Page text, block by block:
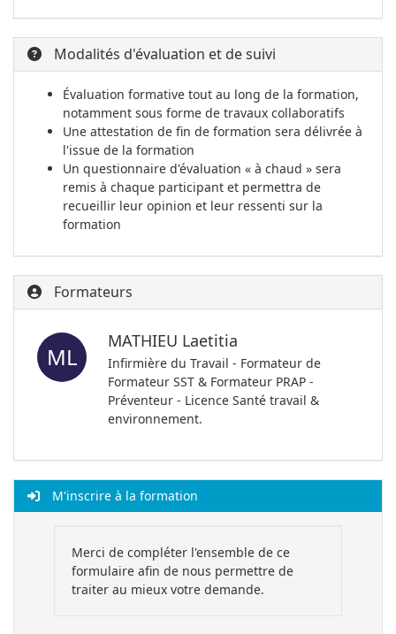
Modalités d'évaluation et de suivi
Évaluation formative tout au long de la formation,
notamment sous forme de travaux collaboratifs
Une attestation de fin de formation sera délivrée à
l'issue de la formation
Un questionnaire d'évaluation « à chaud » sera
remis à chaque participant et permettra de
recueillir leur opinion et leur ressenti sur la
formation
Formateurs
ML
MATHIEU Laetitia
Infirmière du Travail - Formateur de
Formateur SST & Formateur PRAP -
Préventeur - Licence Santé travail &
environnement.
M'inscrire à la formation
Merci de compléter l'ensemble de ce
formulaire afin de nous permettre de
traiter au mieux votre demande.